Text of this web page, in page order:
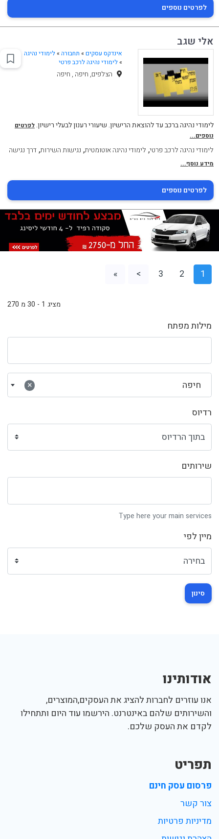
מילות מפתח
× חיפה
רדיוס
שירותים
Type here your main services
מיין לפי
סינון
לפרטים נוספים
אלי שגב
אינדקס עסקים » תחבורה»לימודי נהיגה
»לימודי נהיגה לרכב פרטי
הצלפים, חיפה , חיפה
לימודי נהיגה ברכב עד להוצאת הרישיון. שיעורי רענון לבעלי רישיון.לפרטים
נוספים...
לימודי נהיגה לרכב פרטי, לימודי נהיגה אוטומטית, נגישות השירות,דרך נגישה
מידע נוסף...
לפרטים נוספים
1
2
3
>
»
מציג 1 - 30 מ 270
אודותינו
אנו עוזרים לחברות להציג את העסקים,המוצרים,
והשירותים שלהם באינטרנט. הירשמו עוד היום ותתחילו
לקדם את העסק שלכם.
תפריט
פרסום עסק חינם
צור קשר
מדיניות פרטיות